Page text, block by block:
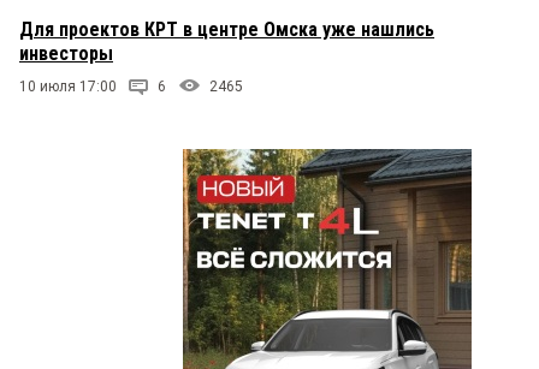
Для проектов КРТ в центре Омска уже нашлись
инвесторы
10 июля 17:00 6 2465